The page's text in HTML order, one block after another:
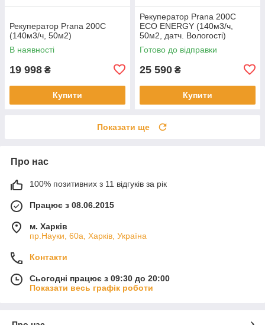
Рекуператор Prana 200C
(140м3/ч, 50м2)
В наявності
19 998 ₴
Купити
Рекуператор Prana 200C
ECO ENERGY (140м3/ч,
50м2, датч. Вологості)
Готово до відправки
25 590 ₴
Купити
Показати ще
Про нас
100% позитивних з 11 відгуків за рік
Працює з 08.06.2015
м. Харків
пр.Науки, 60а, Харків, Україна
Контакти
Сьогодні працює з 09:30 до 20:00
Показати весь графік роботи